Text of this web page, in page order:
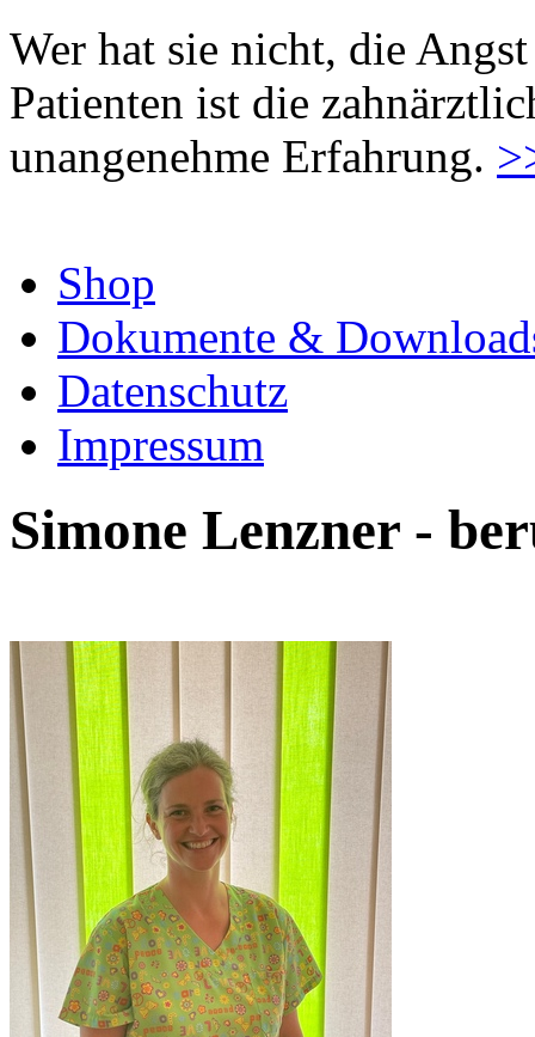
Wer hat sie nicht, die
Patienten ist die
unangenehme Erfahrung.
Shop
Dokumente &
Datenschutz
Impressum
Simone Lenzner -